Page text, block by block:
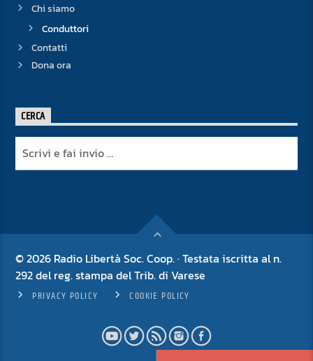
Chi siamo
Conduttori
Contatti
Dona ora
CERCA
© 2026 Radio Libertà Soc. Coop. · Testata iscritta al n.
292 del reg. stampa del Trib. di Varese
PRIVACY POLICY COOKIE POLICY